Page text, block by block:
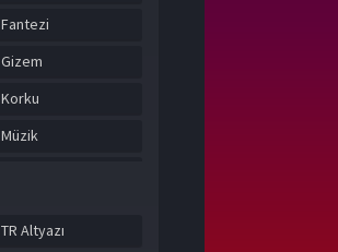
Fantezi
Gizem
Korku
Müzik
FİLMLER
TR Altyazı